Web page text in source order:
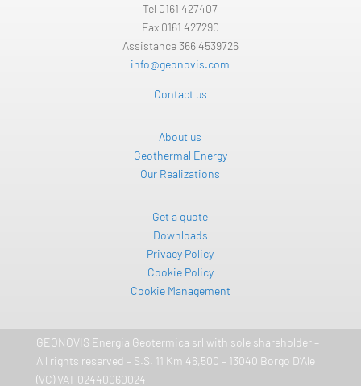
Tel 0161 427407
Fax 0161 427290
Assistance 366 4539726
info@geonovis.com
Contact us
About us
Geothermal Energy
Our Realizations
Get a quote
Downloads
Privacy Policy
Cookie Policy
Cookie Management
GEONOVIS Energia Geotermica srl ​​with sole shareholder –
All rights reserved – S.S. 11 Km 46,500 – 13040 Borgo D’Ale
(VC) VAT 02440060024